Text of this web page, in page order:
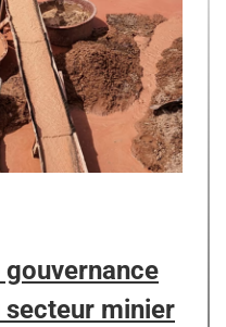
gouvernance
minier